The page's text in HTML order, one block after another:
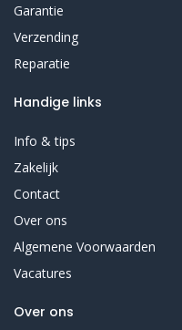
Garantie
Verzending
Reparatie
Handige links
Info & tips
Zakelijk
Contact
Over ons
Algemene Voorwaarden
Vacatures
Over ons